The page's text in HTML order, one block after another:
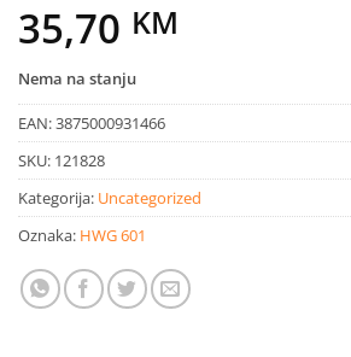
35,70 KM
Nema na stanju
EAN:3875000931466
SKU: 121828
Kategorija: Uncategorized
Oznaka: HWG 601